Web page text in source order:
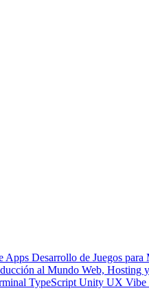
Apps Desarrollo de Juegos para
al Mundo Web, Hosting
TypeScript Unity UX Vibe